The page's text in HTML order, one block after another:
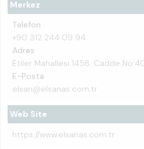
Merkez
Telefon
+90 312 244 09 94
Adres
Etiler Mahallesi 1458. Cadde
E-Posta
elsan@elsanas.com.tr
Web Site
https://www.elsanas.com.tr